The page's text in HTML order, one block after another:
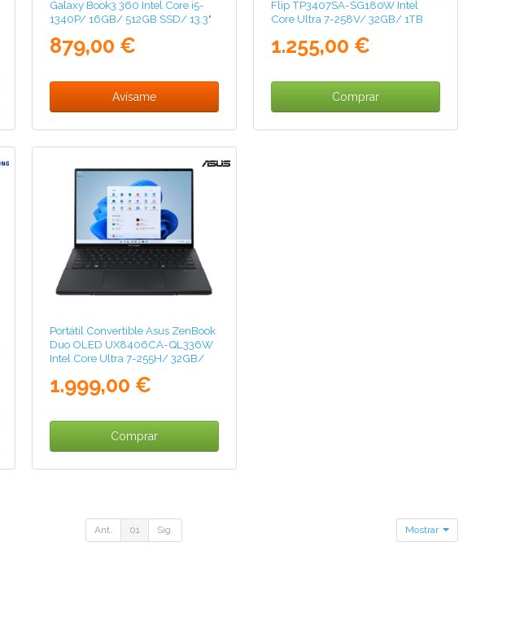
Galaxy Book3 360 Intel Core i5-
1340P/ 16GB/ 512GB SSD/ 13.3"
879,00 €
Avísame
Flip TP3407SA-SG180W Intel
Core Ultra 7-258V/ 32GB/ 1TB
1.255,00 €
Comprar
Portátil Convertible Asus ZenBook
Duo OLED UX8406CA-QL336W
Intel Core Ultra 7-255H/ 32GB/
1.999,00 €
Comprar
Ant. 01 Sig. Mostrar